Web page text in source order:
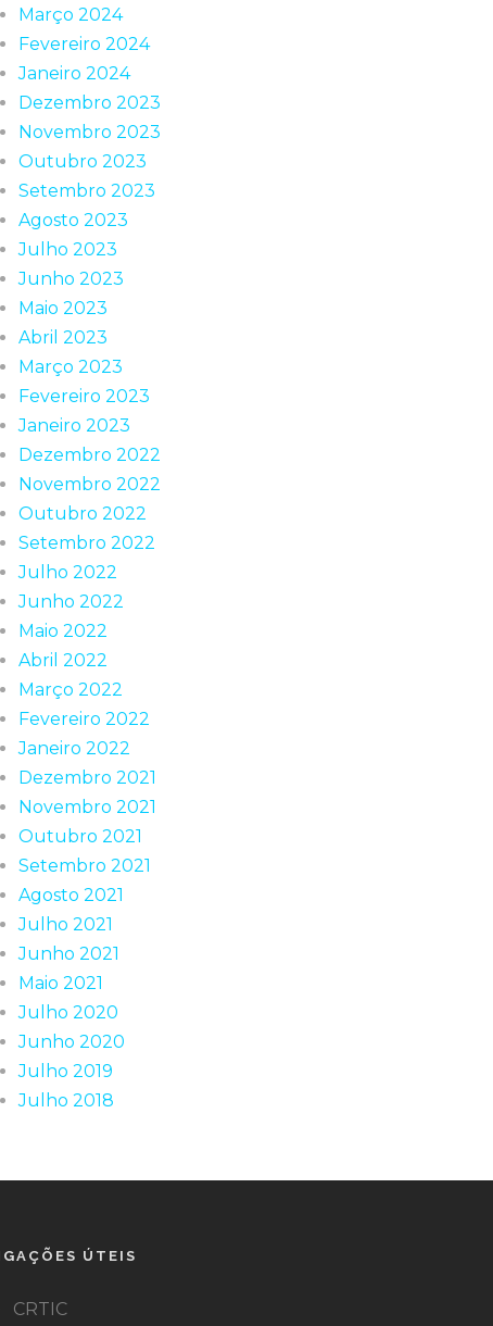
Março 2024
Fevereiro 2024
Janeiro 2024
Dezembro 2023
Novembro 2023
Outubro 2023
Setembro 2023
Agosto 2023
Julho 2023
Junho 2023
Maio 2023
Abril 2023
Março 2023
Fevereiro 2023
Janeiro 2023
Dezembro 2022
Novembro 2022
Outubro 2022
Setembro 2022
Julho 2022
Junho 2022
Maio 2022
Abril 2022
Março 2022
Fevereiro 2022
Janeiro 2022
Dezembro 2021
Novembro 2021
Outubro 2021
Setembro 2021
Agosto 2021
Julho 2021
Junho 2021
Maio 2021
Julho 2020
Junho 2020
Julho 2019
Julho 2018
ÚTEIS
CRTIC